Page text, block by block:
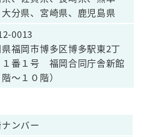
大分県、宮崎県、鹿児島県
0013
福岡市博多区博多駅東2丁
１番１号 福岡合同庁舎新館
階～１０階）
ンバー